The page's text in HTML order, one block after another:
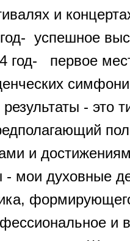
и
успешное
год- первое
- это
и
мои духовные
и